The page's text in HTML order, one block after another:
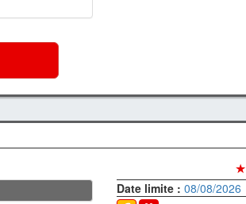
★
Date limite :08/08/2026